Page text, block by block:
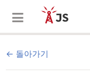
돌아가기